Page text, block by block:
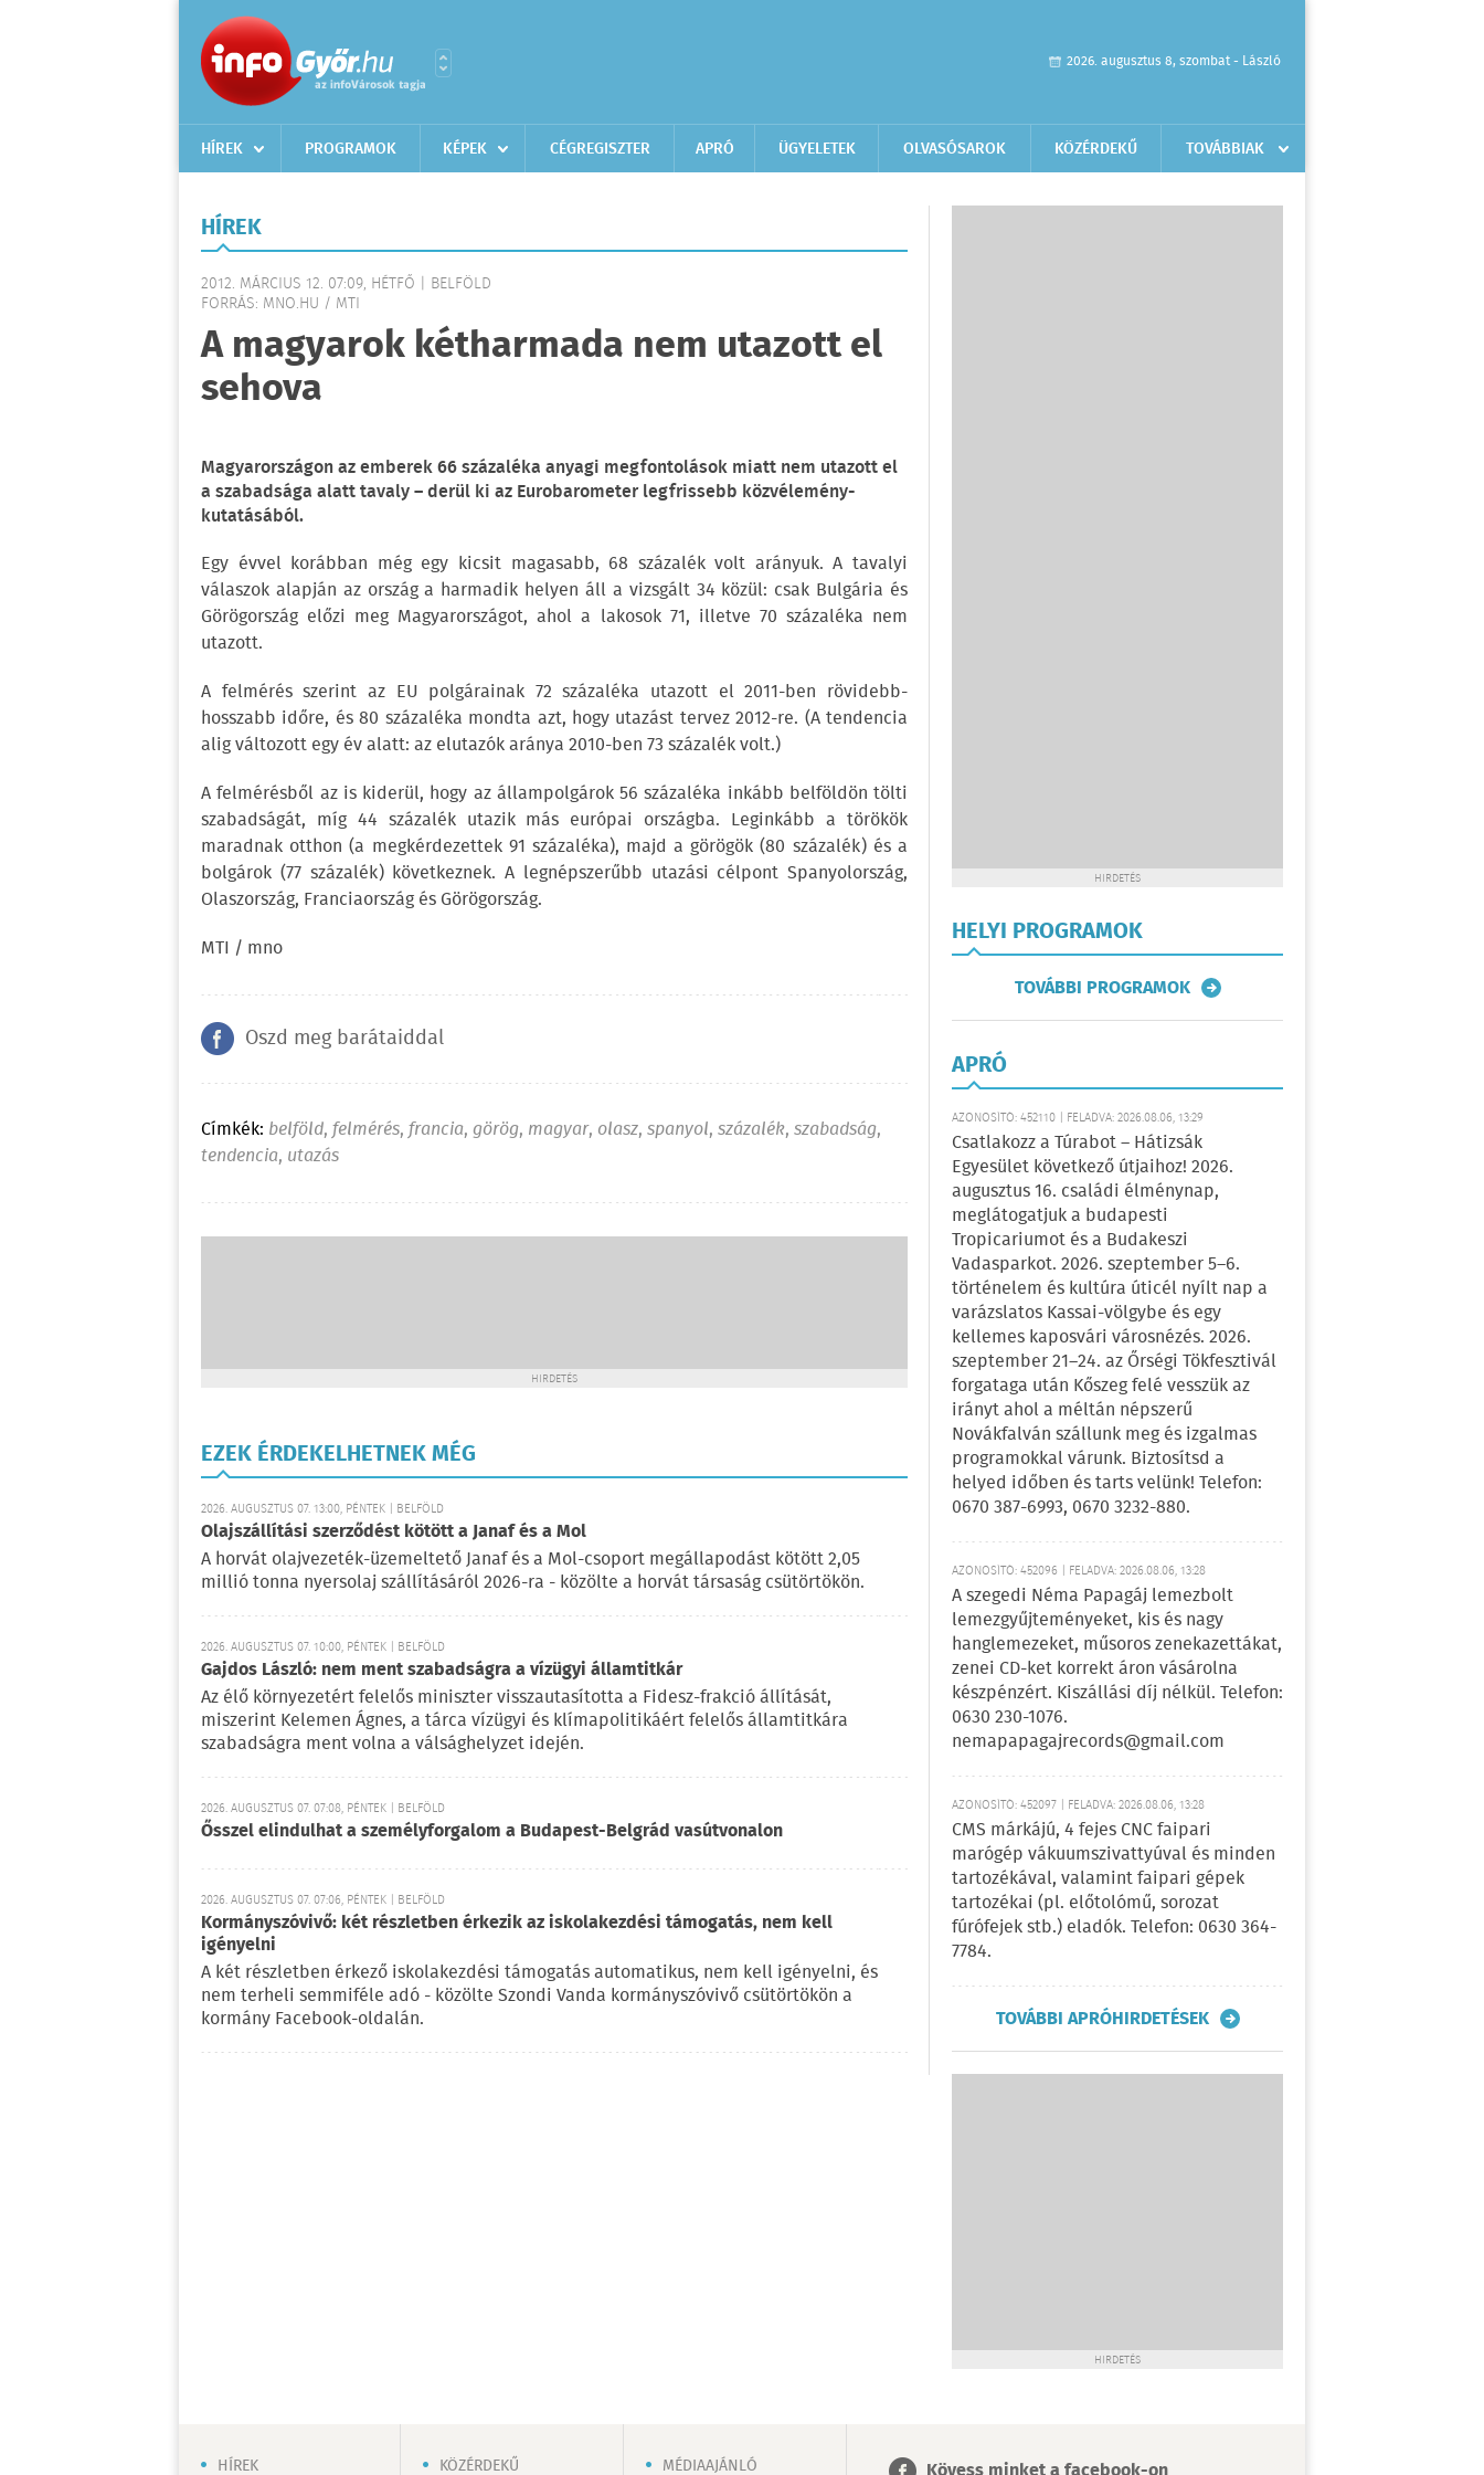
2026. augusztus 8, szombat - László
HÍREK PROGRAMOK KÉPEK CÉGREGISZTER APRÓ ÜGYELETEK OLVASÓSAROK KÖZÉRDEKŰ TOVÁBBIAK
HÍREK
2012. MÁRCIUS 12. 07:09, HÉTFŐ | BELFÖLD
FORRÁS: MNO.HU / MTI
A magyarok kétharmada nem utazott el
sehova
Magyarországon az emberek 66 százaléka anyagi megfontolások miatt nem utazott el
a szabadsága alatt tavaly – derül ki az Eurobarometer legfrissebb közvélemény-
kutatásából.
Egy évvel korábban még egy kicsit magasabb, 68 százalék volt arányuk. A tavalyi
válaszok alapján az ország a harmadik helyen áll a vizsgált 34 közül: csak Bulgária és
Görögország előzi meg Magyarországot, ahol a lakosok 71, illetve 70 százaléka nem
utazott.
A felmérés szerint az EU polgárainak 72 százaléka utazott el 2011-ben rövidebb-
hosszabb időre, és 80 százaléka mondta azt, hogy utazást tervez 2012-re. (A tendencia
alig változott egy év alatt: az elutazók aránya 2010-ben 73 százalék volt.)
A felmérésből az is kiderül, hogy az állampolgárok 56 százaléka inkább belföldön tölti
szabadságát, míg 44 százalék utazik más európai országba. Leginkább a törökök
maradnak otthon (a megkérdezettek 91 százaléka), majd a görögök (80 százalék) és a
bolgárok (77 százalék) következnek. A legnépszerűbb utazási célpont Spanyolország,
Olaszország, Franciaország és Görögország.
MTI / mno
Oszd meg barátaiddal
Címkék: belföld,felmérés,francia, görög, magyar, olasz, spanyol, százalék, szabadság,
tendencia, utazás
HIRDETÉS
EZEK ÉRDEKELHETNEK MÉG
2026. AUGUSZTUS 07. 13:00, PÉNTEK | BELFÖLD
Olajszállítási szerződést kötött a Janaf és a Mol
A horvát olajvezeték-üzemeltető Janaf és a Mol-csoport megállapodást kötött 2,05
millió tonna nyersolaj szállításáról 2026-ra - közölte a horvát társaság csütörtökön.
2026. AUGUSZTUS 07. 10:00, PÉNTEK | BELFÖLD
Gajdos László: nem ment szabadságra a vízügyi államtitkár
Az élő környezetért felelős miniszter visszautasította a Fidesz-frakció állítását,
miszerint Kelemen Ágnes, a tárca vízügyi és klímapolitikáért felelős államtitkára
szabadságra ment volna a válsághelyzet idején.
2026. AUGUSZTUS 07. 07:08, PÉNTEK | BELFÖLD
Ősszel elindulhat a személyforgalom a Budapest-Belgrád vasútvonalon
2026. AUGUSZTUS 07. 07:06, PÉNTEK | BELFÖLD
Kormányszóvivő: két részletben érkezik az iskolakezdési támogatás, nem kell
igényelni
A két részletben érkező iskolakezdési támogatás automatikus, nem kell igényelni, és
nem terheli semmiféle adó - közölte Szondi Vanda kormányszóvivő csütörtökön a
kormány Facebook-oldalán.
HIRDETÉS
HELYI PROGRAMOK
TOVÁBBI PROGRAMOK
APRÓ
AZONOSÍTÓ: 452110 | FELADVA: 2026.08.06, 13:29
Csatlakozz a Túrabot – Hátizsák
Egyesület következő útjaihoz! 2026.
augusztus 16. családi élménynap,
meglátogatjuk a budapesti
Tropicariumot és a Budakeszi
Vadasparkot. 2026. szeptember 5–6.
történelem és kultúra úticél nyílt nap a
varázslatos Kassai-völgybe és egy
kellemes kaposvári városnézés. 2026.
szeptember 21–24. az Őrségi Tökfesztivál
forgataga után Kőszeg felé vesszük az
irányt ahol a méltán népszerű
Novákfalván szállunk meg és izgalmas
programokkal várunk. Biztosítsd a
helyed időben és tarts velünk! Telefon:
0670 387-6993, 0670 3232-880.
AZONOSÍTÓ: 452096 | FELADVA: 2026.08.06, 13:28
A szegedi Néma Papagáj lemezbolt
lemezgyűjteményeket, kis és nagy
hanglemezeket, műsoros zenekazettákat,
zenei CD-ket korrekt áron vásárolna
készpénzért. Kiszállási díj nélkül. Telefon:
0630 230-1076.
nemapapagajrecords@gmail.com
AZONOSÍTÓ: 452097 | FELADVA: 2026.08.06, 13:28
CMS márkájú, 4 fejes CNC faipari
marógép vákuumszivattyúval és minden
tartozékával, valamint faipari gépek
tartozékai (pl. előtolómű, sorozat
fúrófejek stb.) eladók. Telefon: 0630 364-
7784.
TOVÁBBI APRÓHIRDETÉSEK
HIRDETÉS
HÍREK KÖZÉRDEKŰ MÉDIAAJÁNLÓ